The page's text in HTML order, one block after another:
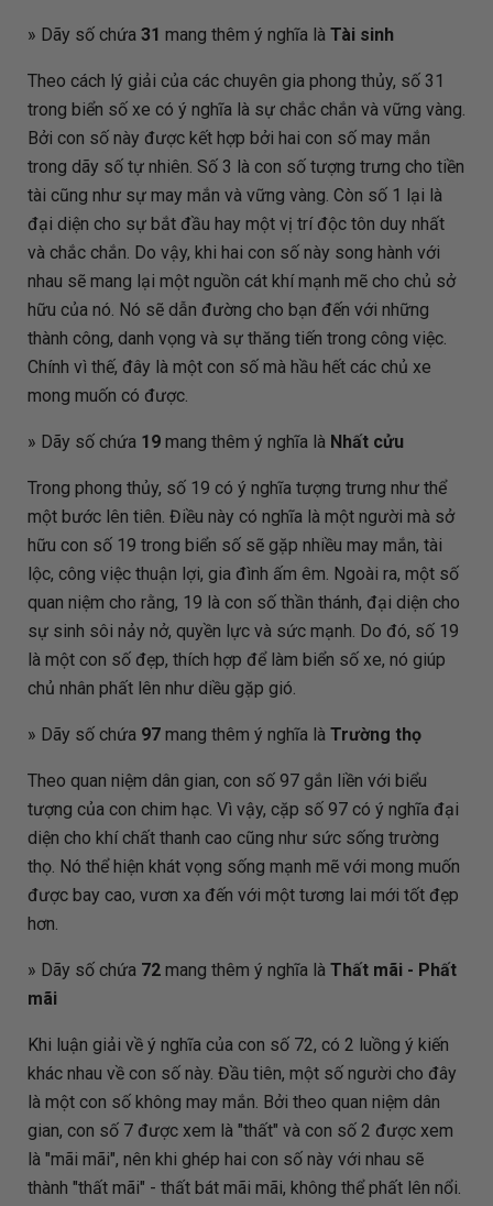
» Dãy số chứa 31 mang thêm ý nghĩa là Tài sinh
Theo cách lý giải của các chuyên gia phong thủy, số 31
trong biển số xe có ý nghĩa là sự chắc chắn và vững vàng.
Bởi con số này được kết hợp bởi hai con số may mắn
trong dãy số tự nhiên. Số 3 là con số tượng trưng cho tiền
tài cũng như sự may mắn và vững vàng. Còn số 1 lại là
đại diện cho sự bắt đầu hay một vị trí độc tôn duy nhất
và chắc chắn. Do vậy, khi hai con số này song hành với
nhau sẽ mang lại một nguồn cát khí mạnh mẽ cho chủ sở
hữu của nó. Nó sẽ dẫn đường cho bạn đến với những
thành công, danh vọng và sự thăng tiến trong công việc.
Chính vì thế, đây là một con số mà hầu hết các chủ xe
mong muốn có được.
» Dãy số chứa 19mang thêm ý nghĩa là Nhất cửu
Trong phong thủy, số 19 có ý nghĩa tượng trưng như thể
một bước lên tiên. Điều này có nghĩa là một người mà sở
hữu con số 19 trong biển số sẽ gặp nhiều may mắn, tài
lộc, công việc thuận lợi, gia đình ấm êm. Ngoài ra, một số
quan niệm cho rằng, 19 là con số thần thánh, đại diện cho
sự sinh sôi nảy nở, quyền lực và sức mạnh. Do đó, số 19
là một con số đẹp, thích hợp để làm biển số xe, nó giúp
chủ nhân phất lên như diều gặp gió.
» Dãy số chứa 97mang thêm ý nghĩa là Trường thọ
Theo quan niệm dân gian, con số 97 gắn liền với biểu
tượng của con chim hạc. Vì vậy, cặp số 97 có ý nghĩa đại
diện cho khí chất thanh cao cũng như sức sống trường
thọ. Nó thể hiện khát vọng sống mạnh mẽ với mong muốn
được bay cao, vươn xa đến với một tương lai mới tốt đẹp
hơn.
» Dãy số chứa 72mang thêm ý nghĩa là Thất mãi - Phất
mãi
Khi luận giải về ý nghĩa của con số 72, có 2 luồng ý kiến
khác nhau về con số này. Đầu tiên, một số người cho đây
là một con số không may mắn. Bởi theo quan niệm dân
gian, con số 7 được xem là "thất" và con số 2 được xem
là "mãi mãi", nên khi ghép hai con số này với nhau sẽ
thành "thất mãi" - thất bát mãi mãi, không thể phất lên nổi.